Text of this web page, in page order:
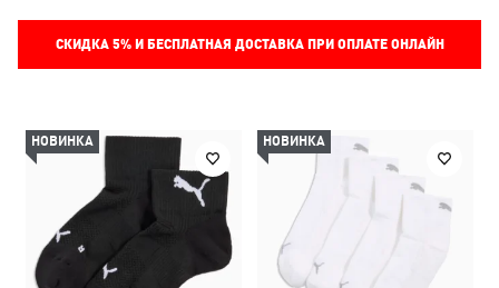
СКИДКА 5%И БЕСПЛАТНАЯ ДОСТАВКА ПРИ ОПЛАТЕ ОНЛАЙН
НОВИНКА НОВИНКА